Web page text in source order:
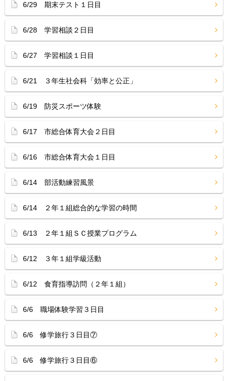
6/29 期末テスト１日目
6/28 学習相談２日目
6/27 学習相談１日目
6/21 ３年生社会科「効率と公正」
6/19 防災スポーツ体験
6/17 市総合体育大会２日目
6/16 市総合体育大会１日目
6/14 部活動練習風景
6/14 ２年１組総合的な学習の時間
6/13 ２年１組ＳＣ授業プログラム
6/12 ３年１組学級活動
6/12 食育指導訪問（２年１組）
6/6 職場体験学習３日目
6/6 修学旅行３日目⑦
6/6 修学旅行３日目⑥